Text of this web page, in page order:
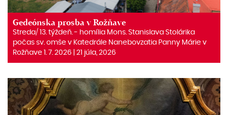
Gedeónska prosba v Rožňave
Streda/ 13. týždeň. ‒ homília Mons. Stanislava Stolárika
počas sv. omše v Katedrále Nanebovzatia Panny Márie v
Rožňave 1. 7. 2026 | 21 júla, 2026